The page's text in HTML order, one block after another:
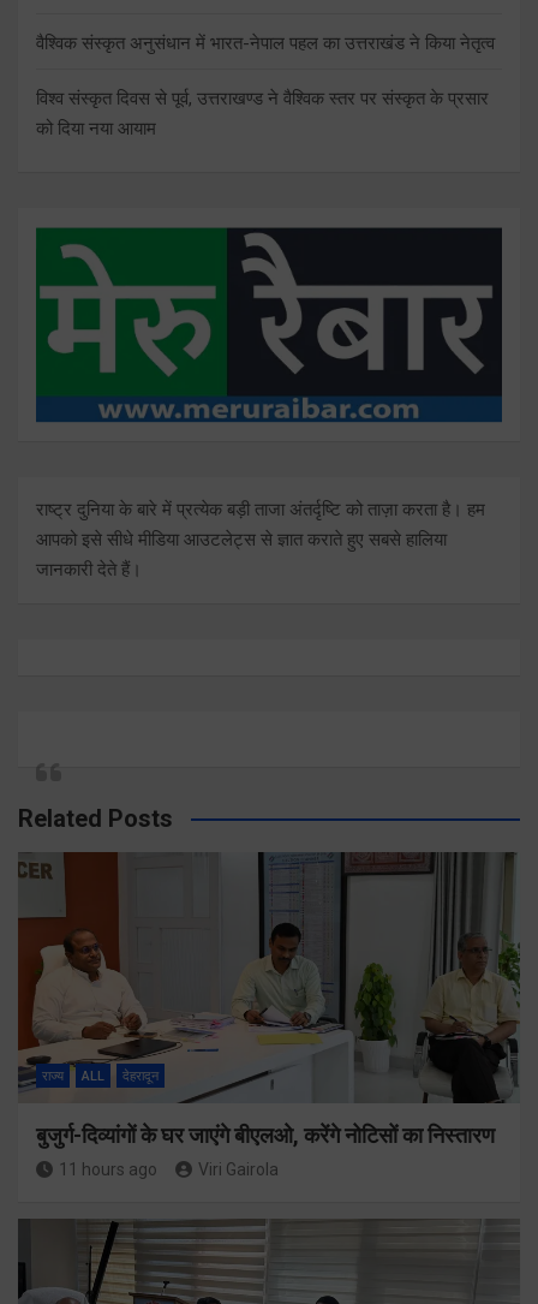
वैश्विक संस्कृत अनुसंधान में भारत-नेपाल पहल का उत्तराखंड ने किया नेतृत्व
विश्व संस्कृत दिवस से पूर्व, उत्तराखण्ड ने वैश्विक स्तर पर संस्कृत के प्रसार
को दिया नया आयाम
राष्ट्र दुनिया के बारे में प्रत्येक बड़ी ताजा अंतर्दृष्टि को ताज़ा करता है। हम
आपको इसे सीधे मीडिया आउटलेट्स से ज्ञात कराते हुए सबसे हालिया
जानकारी देते हैं।
Related Posts
राज्य ALL देहरादून
बुजुर्ग-दिव्यांगों के घर जाएंगे बीएलओ, करेंगे नोटिसों का निस्तारण
11 hours ago Viri Gairola